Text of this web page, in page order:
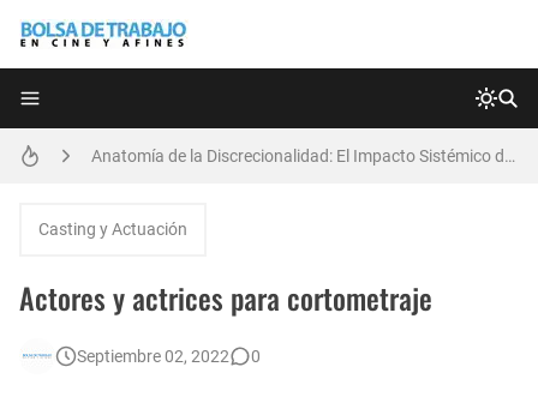
Técnicas de Organización del Día Laboral
[EXPIRADO] Directora de Arte Remota | Grupo Generadores | Bolsa de Trabajo en Cine y Afines
Anatomía de la Discrecionalidad: El Impacto Sistémico del Favoritismo en la Postproducción Televisiva de Alta Gama
🌎 Video Editor Ads - Naked & Thriving (Remoto)
Casting y Actuación
Actores y actrices para cortometraje
Septiembre 02, 2022 0